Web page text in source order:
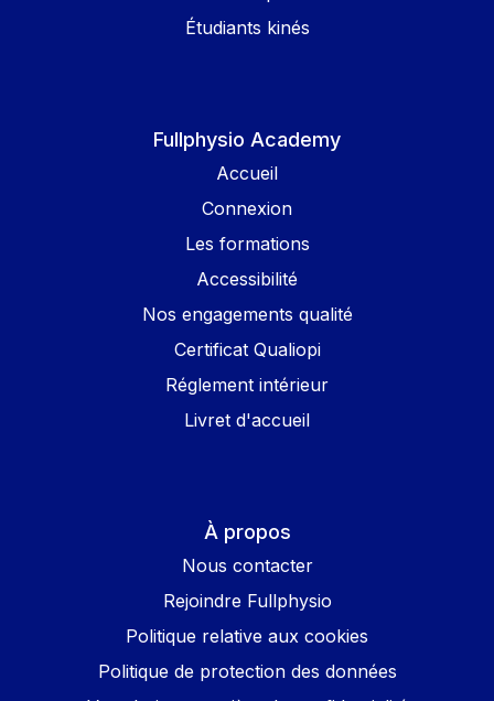
Étudiants kinés
Fullphysio Academy
Accueil
Connexion
Les formations
Accessibilité
Nos engagements qualité
Certificat Qualiopi
Réglement intérieur
Livret d'accueil
À propos
Nous contacter
Rejoindre Fullphysio
Politique relative aux cookies
Politique de protection des données